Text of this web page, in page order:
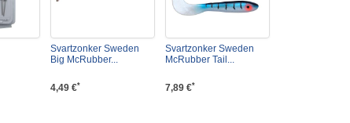
Svartzonker Sweden
Big McRubber...
4,49 €*
Svartzonker Sweden
McRubber Tail...
7,89 €*